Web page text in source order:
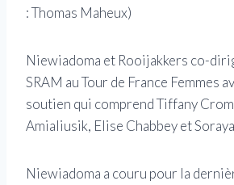
: Thomas Maheux)
Niewiadoma et Rooijakkers co-
SRAM au Tour de France Femmes
soutien qui comprend Tiffany
Amialiusik, Elise Chabbey et
Niewiadoma a couru pour la